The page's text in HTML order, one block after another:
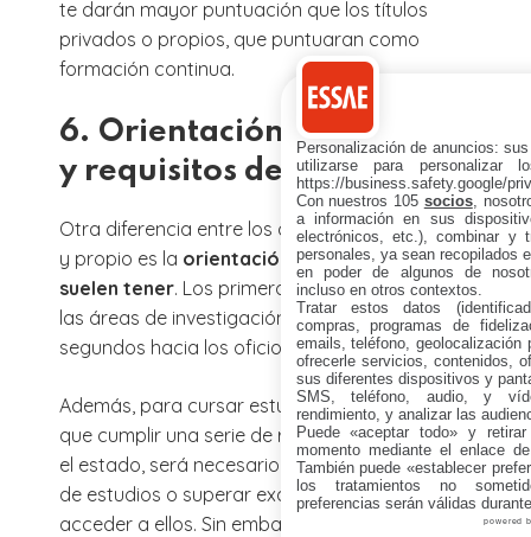
te darán mayor puntuación que los títulos
privados o propios, que puntuaran como
formación continua.
6. Orientación académica
y requisitos de acceso
Otra diferencia entre los cursos de título oficial
y propio es la orientación académica que
suelen tener. Los primeros se inclinan hacia
las áreas de investigación, mientras los
segundos hacia los oficios y técnicas.
Además, para cursar estudios oficiales hay
que cumplir una serie de requisitos que marca
el estado, será necesario poseer un cierto nivel
de estudios o superar exámenes oficiales para
acceder a ellos. Sin embargo,
Personalización de anuncios:
utilizarse para personalizar
https://business.safety.google/
Con nuestros 105 socios,
a información en sus
electrónicos, etc.), combinar y
personales, ya sean recopilados
en poder de algunos de
incluso en otros contextos.
Tratar estos datos
compras, programas de
emails, teléfono,
ofrecerle servicios, contenidos,
sus diferentes dispositivos y
SMS, teléfono, audio, y
rendimiento, y analizar las
Puede «aceptar todo» y
momento mediante el enlace
También puede «establecer
los tratamientos no
preferencias serán válidas
powered